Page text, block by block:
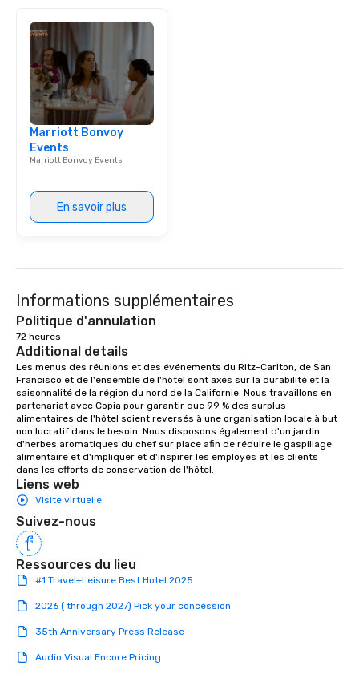
Marriott Bonvoy
Events
Marriott Bonvoy Events
En savoir plus
Informations supplémentaires
Politique d'annulation
72 heures
Additional details
Les menus des réunions et des événements du Ritz-Carlton, de San
Francisco et de l'ensemble de l'hôtel sont axés sur la durabilité et la
saisonnalité de la région du nord de la Californie. Nous travaillons en
partenariat avec Copia pour garantir que 99 % des surplus
alimentaires de l'hôtel soient reversés à une organisation locale à but
non lucratif dans le besoin. Nous disposons également d'un jardin
d'herbes aromatiques du chef sur place afin de réduire le gaspillage
alimentaire et d'impliquer et d'inspirer les employés et les clients
dans les efforts de conservation de l'hôtel.
Liens web
Visite virtuelle
Suivez-nous
Ressources du lieu
#1 Travel+Leisure Best Hotel 2025
2026 ( through 2027) Pick your concession
35th Anniversary Press Release
Audio Visual Encore Pricing